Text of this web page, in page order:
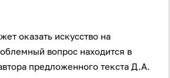
оказать искусство на
вопрос находится в
предложенного текста Д.А.